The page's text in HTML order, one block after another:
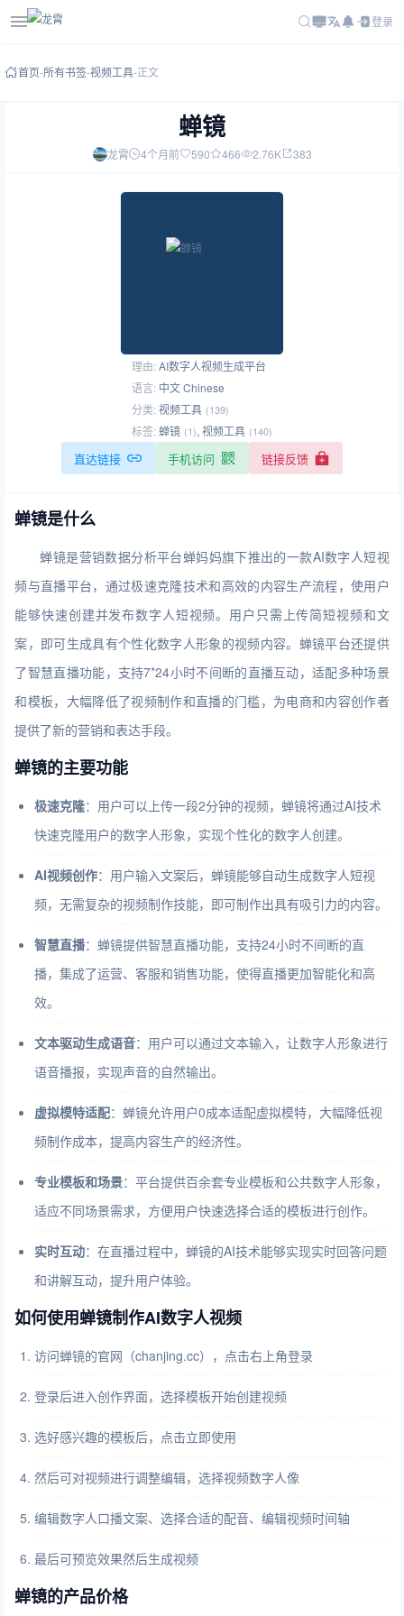
登录
首页-所有书签-视频工具-正文
蝉镜
龙霄 4个月前 590 466 2.76K 383
理由:AI数字人视频生成平台
语言: 中文 Chinese
分类:视频工具 (139)
标签:蝉镜 (1), 视频工具 (140)
直达链接 手机访问 链接反馈
蝉镜是什么
蝉镜是营销数据分析平台蝉妈妈旗下推出的一款AI数字人短视
频与直播平台，通过极速克隆技术和高效的内容生产流程，使用户
能够快速创建并发布数字人短视频。用户只需上传简短视频和文
案，即可生成具有个性化数字人形象的视频内容。蝉镜平台还提供
了智慧直播功能，支持7*24小时不间断的直播互动，适配多种场景
和模板，大幅降低了视频制作和直播的门槛，为电商和内容创作者
提供了新的营销和表达手段。
蝉镜的主要功能
极速克隆：用户可以上传一段2分钟的视频，蝉镜将通过AI技术
快速克隆用户的数字人形象，实现个性化的数字人创建。
AI视频创作：用户输入文案后，蝉镜能够自动生成数字人短视
频，无需复杂的视频制作技能，即可制作出具有吸引力的内容。
智慧直播：蝉镜提供智慧直播功能，支持24小时不间断的直
播，集成了运营、客服和销售功能，使得直播更加智能化和高
效。
文本驱动生成语音：用户可以通过文本输入，让数字人形象进行
语音播报，实现声音的自然输出。
虚拟模特适配：蝉镜允许用户0成本适配虚拟模特，大幅降低视
频制作成本，提高内容生产的经济性。
专业模板和场景：平台提供百余套专业模板和公共数字人形象，
适应不同场景需求，方便用户快速选择合适的模板进行创作。
实时互动：在直播过程中，蝉镜的AI技术能够实现实时回答问题
和讲解互动，提升用户体验。
如何使用蝉镜制作AI数字人视频
访问蝉镜的官网（chanjing.cc），点击右上角登录
登录后进入创作界面，选择模板开始创建视频
选好感兴趣的模板后，点击立即使用
然后可对视频进行调整编辑，选择视频数字人像
编辑数字人口播文案、选择合适的配音、编辑视频时间轴
最后可预览效果然后生成视频
蝉镜的产品价格